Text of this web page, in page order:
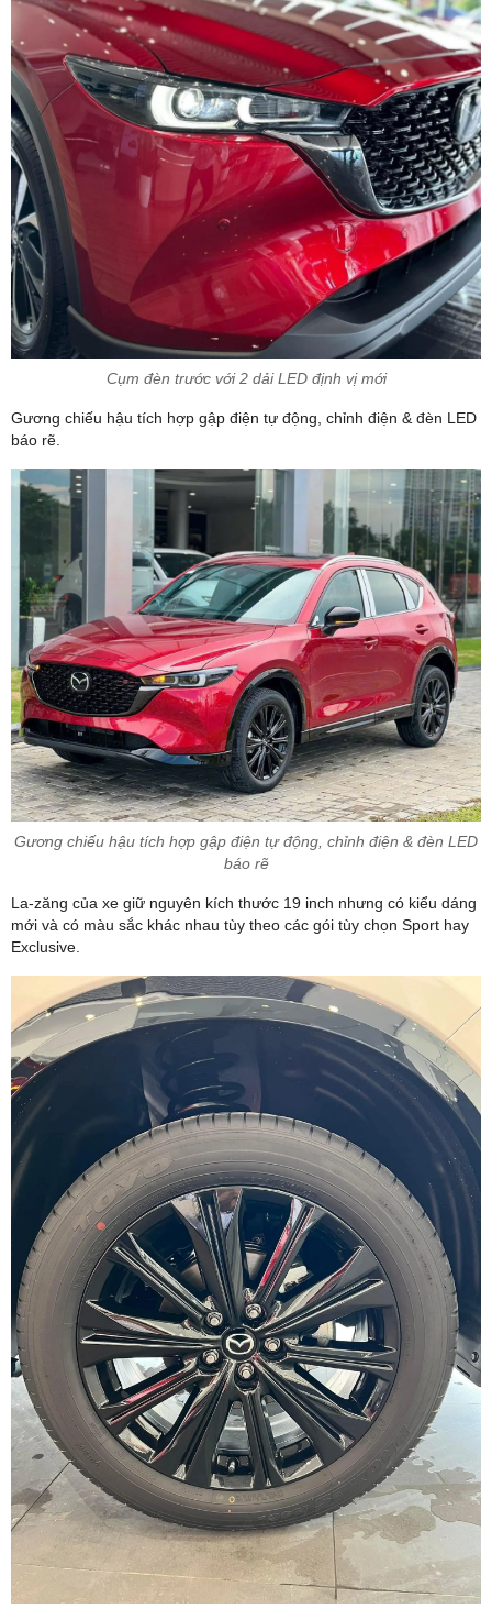
Cụm đèn trước với 2 dải LED định vị mới
Gương chiếu hậu tích hợp gập điện tự động, chỉnh điện & đèn LED
báo rẽ.
Gương chiếu hậu tích hợp gập điện tự động, chỉnh điện & đèn LED
báo rẽ
La-zăng của xe giữ nguyên kích thước 19 inch nhưng có kiểu dáng
mới và có màu sắc khác nhau tùy theo các gói tùy chọn Sport hay
Exclusive.